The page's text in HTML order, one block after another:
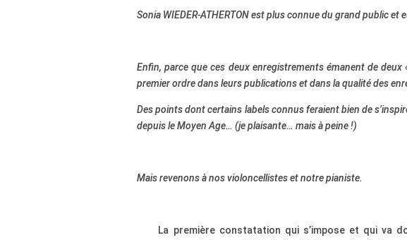
Sonia WIEDER-ATHERTON est plus connue du grand public
Enfin, parce que ces deux enregistrements émanent de
premier ordre dans leurs publications et dans la qualité des
Des points dont certains labels connus feraient bien de
depuis le Moyen Age… (je plaisante… mais à peine !)
Mais revenons à nos violoncellistes et notre pianiste.
La première constatation qui s’impose et qui va